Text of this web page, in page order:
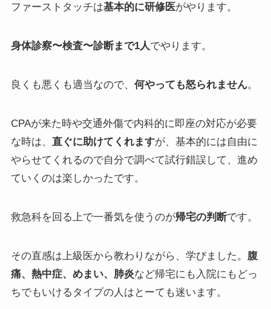
ファーストタッチは基本的に研修医がやります。
身体診察〜検査〜診断まで1人でやります。
良くも悪くも適当なので、 何やっても怒られません。
CPAが来た時や交通外傷で内科的に即座の対応が必要
な時は、 直ぐに助けてくれますが、基本的には自由に
やらせてくれるので自分で調べて試行錯誤して、進め
ていくのは楽しかったです。
救急科を回る上で一番気を使うのが帰宅の判断です。
その直感は上級医から教わりながら、学びました。 腹
痛、熱中症、めまい、肺炎など帰宅にも入院にもどっ
ちでもいけるタイプの人はとーても迷います。